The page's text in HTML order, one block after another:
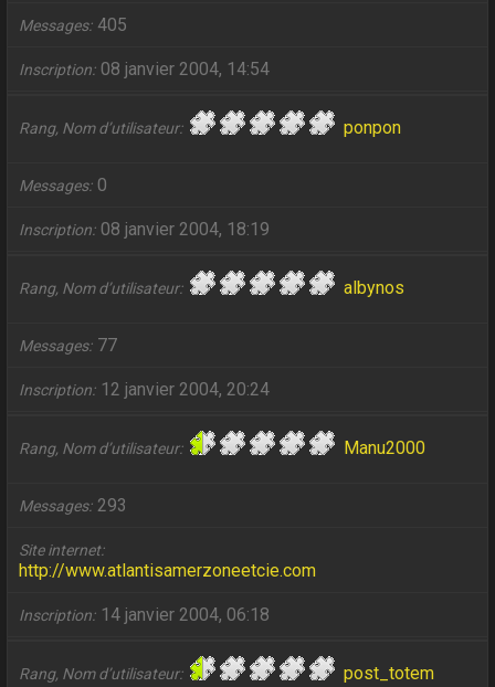
Messages 405
Inscription 08 janvier 2004, 14:54
Rang, Nom d’utilisateur ponpon
Messages 0
Inscription 08 janvier 2004, 18:19
Rang, Nom d’utilisateur albynos
Messages 77
Inscription 12 janvier 2004, 20:24
Rang, Nom d’utilisateur Manu2000
Messages 293
Site internet
http://www.atlantisamerzoneetcie.com
Inscription 14 janvier 2004, 06:18
Rang, Nom d’utilisateur post_totem